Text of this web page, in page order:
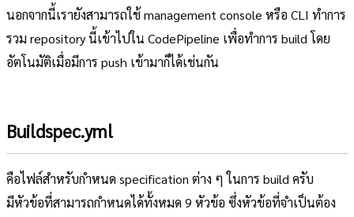
นอกจากนี้เรายังสามารถใช้ management console หรือ CLI ทำการ
รวม repository นี้เข้าไปใน CodePipeline เพื่อทำการ build โดย
อัตโนมัติเมื่อมีการ push เข้ามาก็ได้เช่นกัน
Buildspec.yml
คือไฟล์สำหรับกำหนด specification ต่าง ๆ ในการ build ครับ
มีหัวข้อที่สามารถกำหนดได้ทั้งหมด 9 หัวข้อ ซึ่งหัวข้อที่จำเป็นต้อง